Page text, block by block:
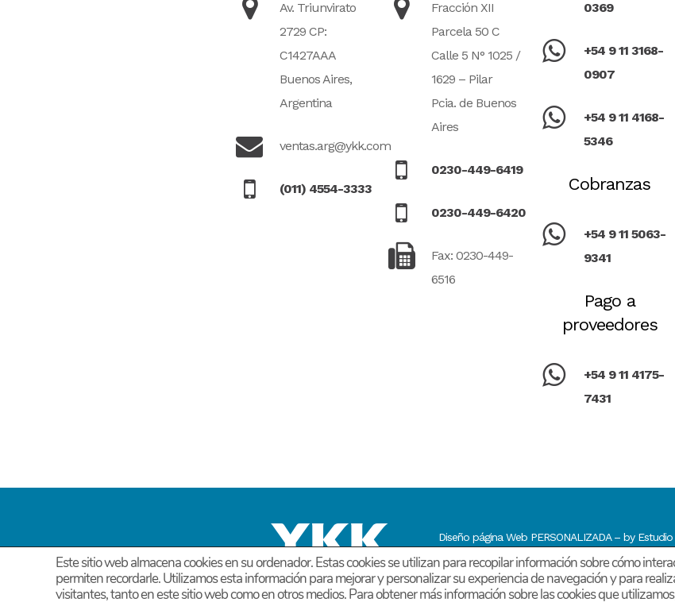
Av. Triunvirato
2729 CP:
C1427AAA
Buenos Aires,
Argentina
ventas.arg@ykk.com
(011) 4554-3333
Fracción XII
Parcela 50 C
Calle 5 N° 1025 /
1629 – Pilar
Pcia. de Buenos
Aires
0230-449-6419
0230-449-6420
Fax: 0230-449-
6516
0369
+54 9 11 3168-
0907
+54 9 11 4168-
5346
Cobranzas
+54 9 11 5063-
9341
Pago a
proveedores
+54 9 11 4175-
7431
Diseño página Web PERSONALIZADA – by Estudio
Deimon
Este sitio web almacena cookies en su ordenador. Estas cookies se utilizan para recopilar información sobre cómo
permiten recordarle. Utilizamos esta información para mejorar y personalizar su experiencia de navegación y para
visitantes, tanto en este sitio web como en otros medios. Para obtener más información sobre las cookies que